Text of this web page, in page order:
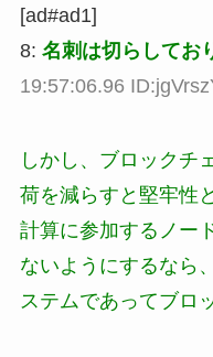
[ad#ad1]
8: 名刺は切らしてお
19:57:06.96
しかし、ブロックチ
荷を減らすと堅牢性
計算に参加するノー
ないようにするなら
ステムであってブロ